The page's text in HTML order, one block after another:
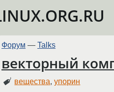
Форум — Talks
векторный
вещества,упорин